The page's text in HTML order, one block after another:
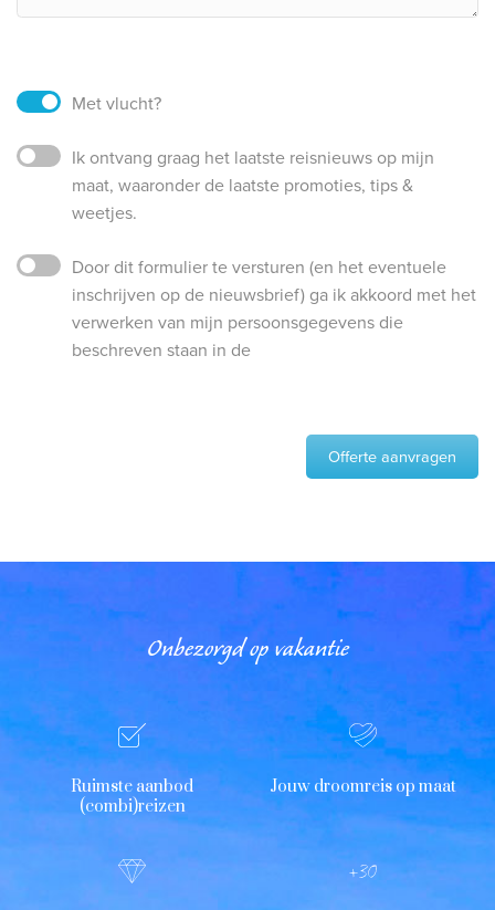
Met vlucht?
Ik ontvang graag het laatste reisnieuws op mijn
maat, waaronder de laatste promoties, tips &
weetjes.
Door dit formulier te versturen (en het eventuele
inschrijven op de nieuwsbrief) ga ik akkoord met het
verwerken van mijn persoonsgegevens die
beschreven staan in de
Offerte aanvragen
Onbezorgd op vakantie
Ruimste aanbod
(combi)reizen
Jouw droomreis op maat